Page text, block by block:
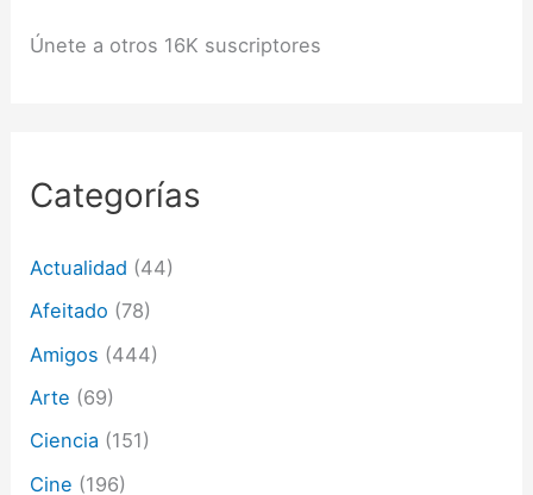
ó
r
r
e
c
r
n
Únete a otros 16K suscriptores
Categorías
Actualidad (44)
Afeitado (78)
Amigos (444)
Arte (69)
Ciencia (151)
Cine (196)